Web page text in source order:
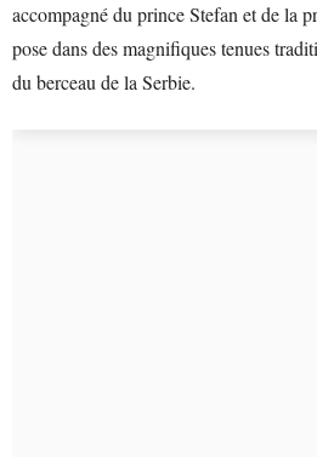
accompagné du prince Stefan et de la
pose dans des magnifiques tenues
du berceau de la Serbie.